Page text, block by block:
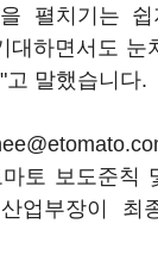
펼치기는
대하면서도 눈
고 말했습니다.
토 보도준칙
업부장이 최